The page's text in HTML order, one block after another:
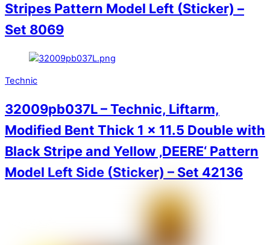
Stripes Pattern Model Left (Sticker) –
Set 8069
Technic
32009pb037L – Technic, Liftarm,
Modified Bent Thick 1 x 11.5 Double with
Black Stripe and Yellow ‚DEERE‘ Pattern
Model Left Side (Sticker) – Set 42136